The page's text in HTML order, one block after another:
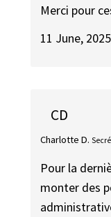
Merci pour
11 June,
CD
Charlotte D.
Pour la
monter des